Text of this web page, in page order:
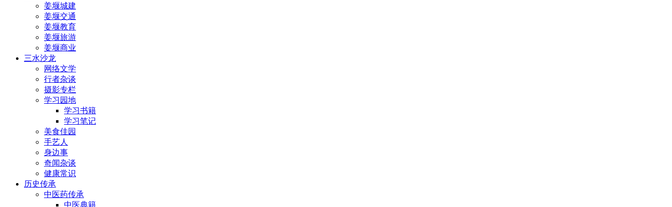
姜堰城建
姜堰交通
姜堰教育
姜堰旅游
姜堰商业
三水沙龙
网络文学
行者杂谈
摄影专栏
学习园地
学习书籍
学习笔记
美食佳园
手艺人
身边事
奇闻杂谈
健康常识
历史传承
中医药传承
中医典籍